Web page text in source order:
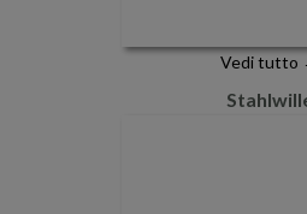
Vedi tutto